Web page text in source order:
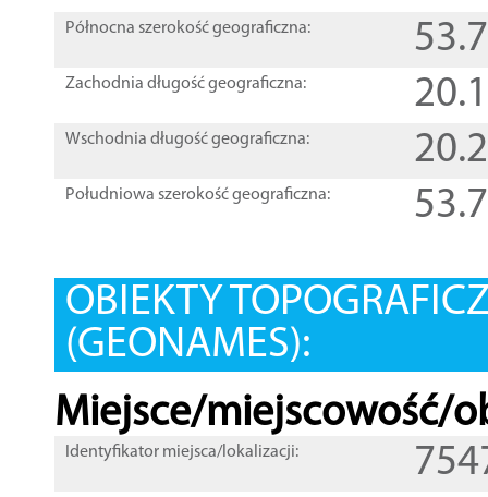
Północna szerokość geograficzna:
Zachodnia długość geograficzna:
Wschodnia długość geograficzna:
Południowa szerokość geograficzna:
OBIEKTY
(GEONAMES):
Miejsce/miejscowość/
Identyfikator miejsca/lokalizacji: